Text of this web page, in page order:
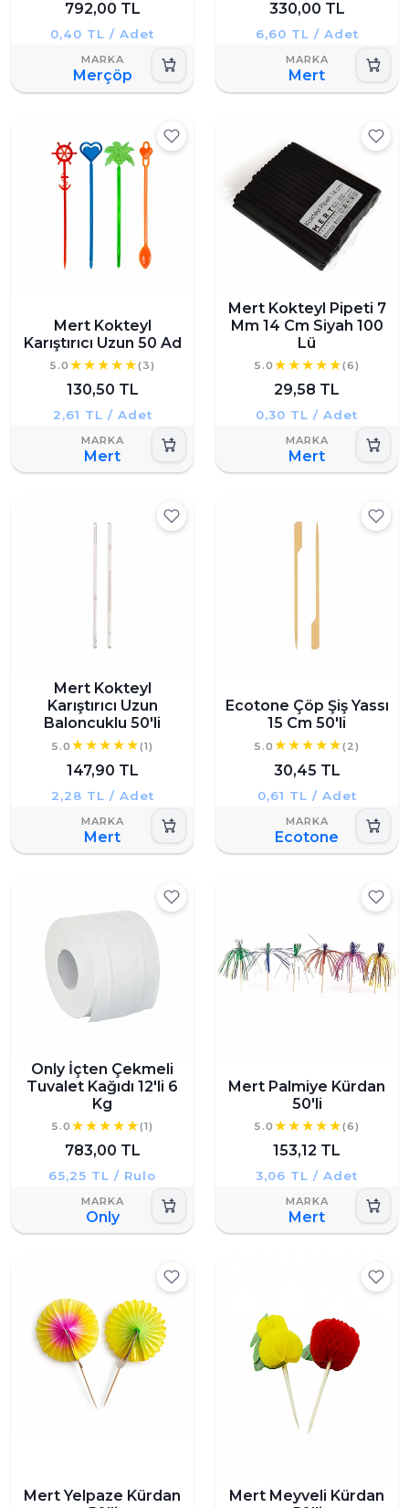
792,00 TL
0,40 TL / Adet
Merçöp
330,00 TL
6,60 TL / Adet
Mert
Mert Kokteyl
Karıştırıcı Uzun 50 Ad
5.0 (3)
130,50 TL
2,61 TL / Adet
Mert
Mert Kokteyl Pipeti 7
Mm 14 Cm Siyah 100
Lü
5.0 (6)
29,58 TL
0,30 TL / Adet
Mert
Mert Kokteyl
Karıştırıcı Uzun
Baloncuklu 50'li
5.0 (1)
147,90 TL
2,28 TL / Adet
Mert
Ecotone Çöp Şiş Yassı
15 Cm 50'li
5.0 (2)
30,45 TL
0,61 TL / Adet
Ecotone
Only İçten Çekmeli
Tuvalet Kağıdı 12'li 6
Kg
5.0 (1)
783,00 TL
65,25 TL / Rulo
Only
Mert Palmiye Kürdan
50'li
5.0 (6)
153,12 TL
3,06 TL / Adet
Mert
Mert Yelpaze Kürdan
Mert Meyveli Kürdan